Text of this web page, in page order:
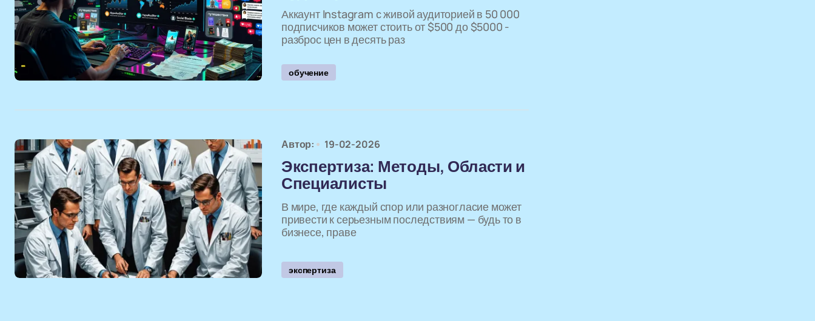
Аккаунт Instagram с живой аудиторией в 50 000
подписчиков может стоить от $500 до $5000 -
разброс цен в десять раз
обучение
Автор: 19-02-2026
Экспертиза: Методы, Области и
Специалисты
В мире, где каждый спор или разногласие может
привести к серьезным последствиям — будь то в
бизнесе, праве
экспертиза